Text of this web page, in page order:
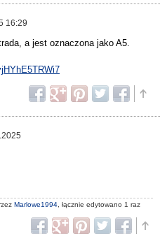
16:29
a jest oznaczona jako A5.
Marlowe1994 , łącznie edytowano 1 raz